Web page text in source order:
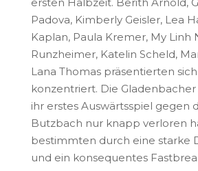
Padova, Kimberly Geisler, Lea
Kaplan, Paula Kremer, My Linh
Runzheimer, Katelin Scheld,
Lana Thomas präsentierten
konzentriert. Die
ihr erstes Auswärtsspiel gegen
Butzbach nur knapp verloren
bestimmten durch eine starke
und ein konsequentes